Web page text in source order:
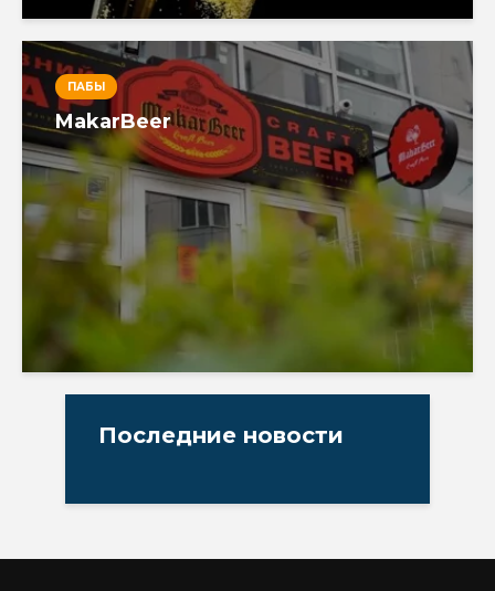
ПАБЫ
MakarBeer
Последние новости